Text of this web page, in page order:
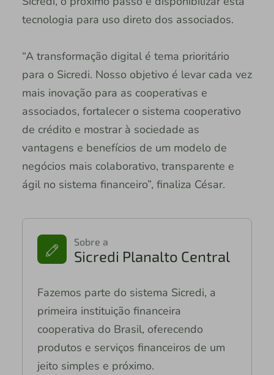
tecnologia para uso direto dos associados.
“A transformação digital é tema prioritário
para o Sicredi. Nosso objetivo é levar cada vez
mais inovação para as cooperativas e
associados, fortalecer o sistema cooperativo
de crédito e mostrar à sociedade as
vantagens e benefícios de um modelo de
negócios mais colaborativo, transparente e
ágil no sistema financeiro”, finaliza César.
Sobre a
Sicredi Planalto Central
Fazemos parte do sistema Sicredi, a
primeira instituição financeira
cooperativa do Brasil, oferecendo
produtos e serviços financeiros de um
jeito simples e próximo.